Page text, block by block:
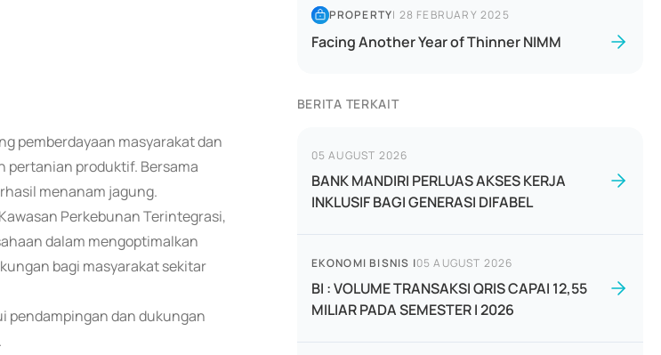
pemberdayaan masyarakat dan
pertanian produktif. Bersama
menanam jagung.
Perkebunan Terintegrasi,
dalam mengoptimalkan
bagi masyarakat sekitar
pendampingan dan dukungan
PROPERTY| 28 FEBRUARY 2025
Facing Another Year of Thinner NIMM
BERITA TERKAIT
05 AUGUST 2026
BANK MANDIRI PERLUAS AKSES KERJA
INKLUSIF BAGI GENERASI DIFABEL
EKONOMI BISNIS |05 AUGUST 2026
BI : VOLUME TRANSAKSI QRIS CAPAI 12,55
MILIAR PADA SEMESTER I 2026